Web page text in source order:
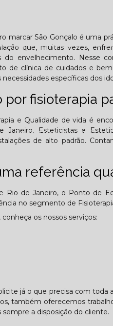
(Transtorno opositivo
Edição Setembro - 2025
marcar São Gonçalo é uma
que, muitas vezes,
do envelhecimento. Nesse
de clínica de cuidados e
específicas dos
por fisioterapia
e Qualidade de vida é
Janeiro, Esteticistas e
de alto padrão.
referência
Rio de Janeiro, o Ponto de
no segmento de
os nossos serviços:
já o que precisa com toda
também oferecemos
a disposição do cliente.